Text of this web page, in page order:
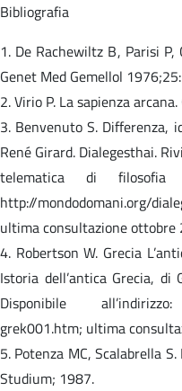
Bibliografia
1. De Rachewiltz B, Parisi
Genet Med Gemellol
2. Virio P. La sapienza
3. Benvenuto S. Differenza,
René Girard. Dialegesthai.
telematica di filosofia
http://mondodomani.org/
ultima consultazione ottobre
4. Robertson W. Grecia
Istoria dell’antica Grecia, di
Disponibile
grek001.htm; ultima
5. Potenza MC, Scalabrella
Studium; 1987.